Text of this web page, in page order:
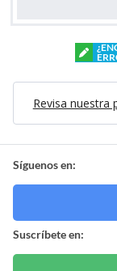
Revisa nuestra
Síguenos en:
Suscríbete en: